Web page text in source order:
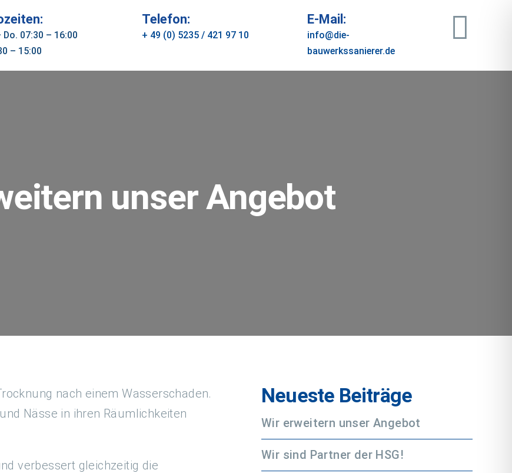
Do. 07:30 – 16:00
– 15:00
Telefon:
+ 49 (0) 5235 / 421 97 10
E-Mail:
info@die-
bauwerkssanierer.de
unser Angebot
nach einem Wasserschaden.
Nässe in ihren Räumlichkeiten
verbessert gleichzeitig die
Neueste Beiträge
Wir erweitern unser Angebot
Wir sind Partner der HSG!